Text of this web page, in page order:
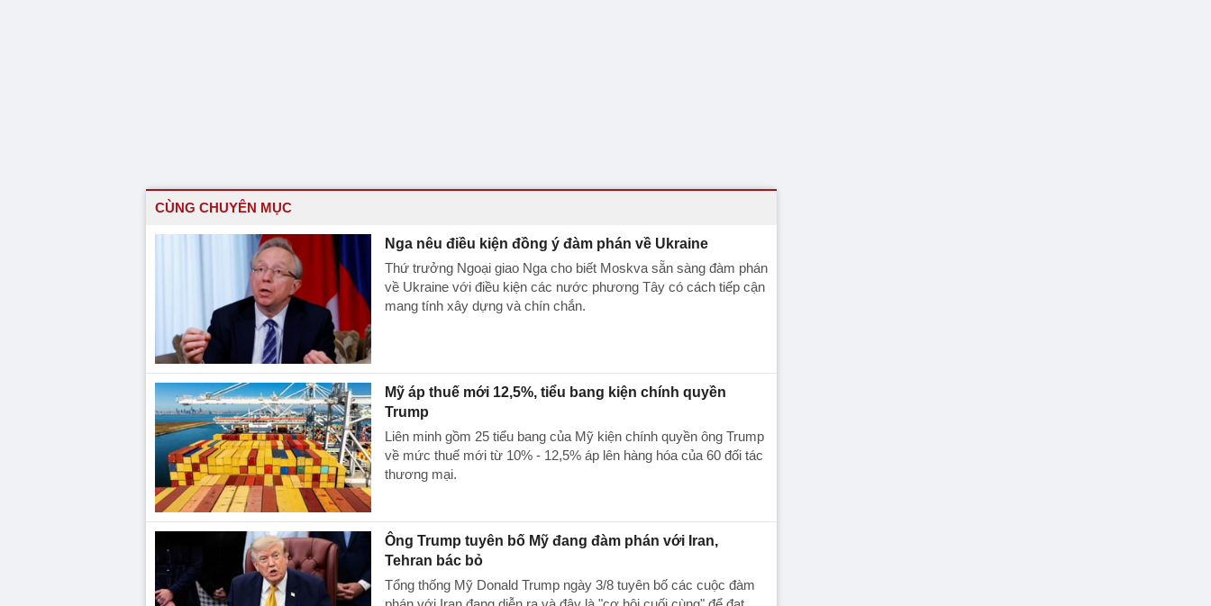
CÙNG CHUYÊN MỤC
Nga nêu điều kiện đồng ý đàm phán về Ukraine
Thứ trưởng Ngoại giao Nga cho biết Moskva sẵn sàng đàm phán
về Ukraine với điều kiện các nước phương Tây có cách tiếp cận
mang tính xây dựng và chín chắn.
Mỹ áp thuế mới 12,5%, tiểu bang kiện chính quyền
Trump
Liên minh gồm 25 tiểu bang của Mỹ kiện chính quyền ông Trump
về mức thuế mới từ 10% - 12,5% áp lên hàng hóa của 60 đối tác
thương mại.
Ông Trump tuyên bố Mỹ đang đàm phán với Iran,
Tehran bác bỏ
Tổng thống Mỹ Donald Trump ngày 3/8 tuyên bố các cuộc đàm